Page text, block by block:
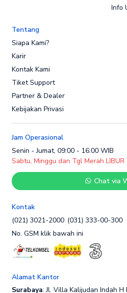
Info
Tentang
Siapa Kami?
Karir
Kontak Kami
Tiket Support
Partner & Dealer
Kebijakan Privasi
Jam Operasional
Senin - Jumat, 09:00 - 16:00 WIB
Sabtu, Minggu dan Tgl Merah LIBUR
Chat via
Kontak
(021) 3021-2000 (031) 333-00-300
No. GSM klik bawah ini
Alamat Kantor
Surabaya: Jl. Villa Kalijudan Indah H